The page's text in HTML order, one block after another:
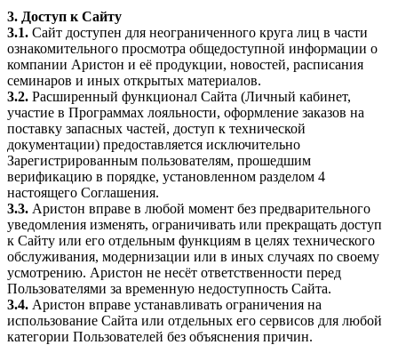
3. Доступ к Сайту
3.1. Сайт доступен для неограниченного круга лиц в части
ознакомительного просмотра общедоступной информации о
компании Аристон и её продукции, новостей, расписания
семинаров и иных открытых материалов.
3.2. Расширенный функционал Сайта (Личный кабинет,
участие в Программах лояльности, оформление заказов на
поставку запасных частей, доступ к технической
документации) предоставляется исключительно
Зарегистрированным пользователям, прошедшим
верификацию в порядке, установленном разделом 4
настоящего Соглашения.
3.3. Аристон вправе в любой момент без предварительного
уведомления изменять, ограничивать или прекращать доступ
к Сайту или его отдельным функциям в целях технического
обслуживания, модернизации или в иных случаях по своему
усмотрению. Аристон не несёт ответственности перед
Пользователями за временную недоступность Сайта.
3.4. Аристон вправе устанавливать ограничения на
использование Сайта или отдельных его сервисов для любой
категории Пользователей без объяснения причин.